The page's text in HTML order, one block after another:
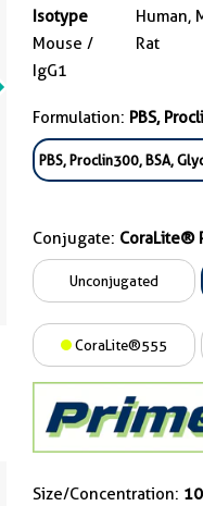
Isotype
Mouse /
IgG1
Human,
Rat
Formulation: PBS,
PBS, Proclin300, BSA,
Conjugate: CoraLite®
Unconjugated
CoraLite®555
Size/Concentration: